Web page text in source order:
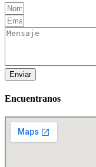
Enviar
Encuentranos